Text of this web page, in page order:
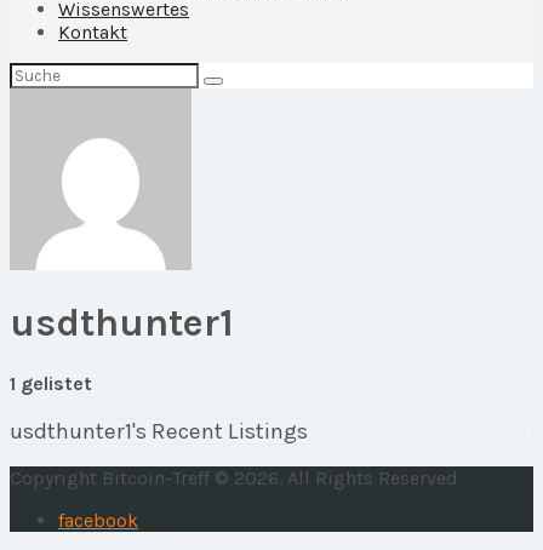
Wissenswertes
Kontakt
Suchen
nach:
usdthunter1
1 gelistet
usdthunter1's Recent Listings
Copyright Bitcoin-Treff © 2026. All Rights Reserved
facebook